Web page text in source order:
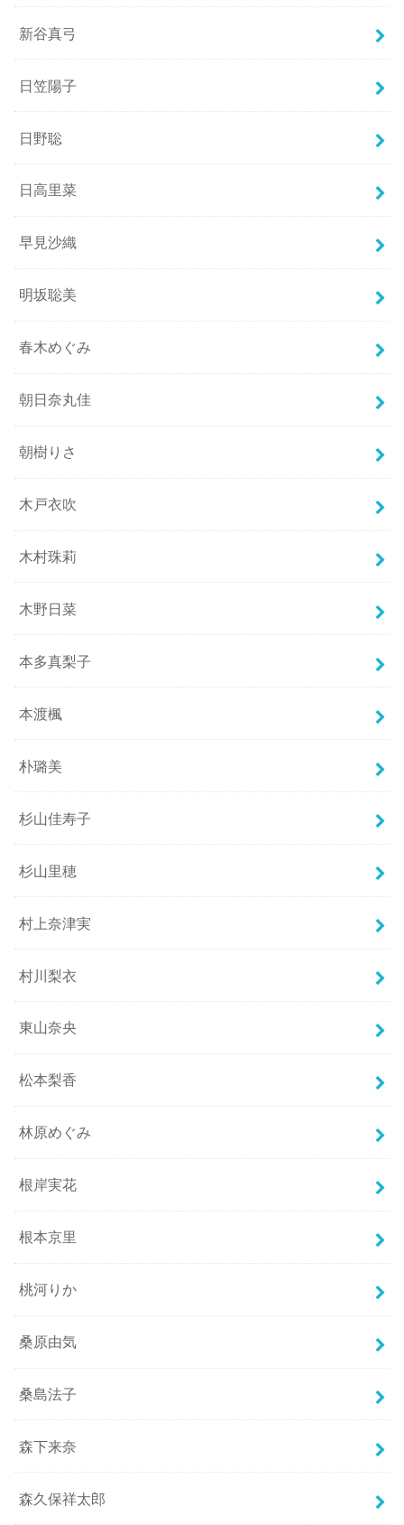
新谷真弓
日笠陽子
日野聡
日高里菜
早見沙織
明坂聡美
春木めぐみ
朝日奈丸佳
朝樹りさ
木戸衣吹
木村珠莉
木野日菜
本多真梨子
本渡楓
朴璐美
杉山佳寿子
杉山里穂
村上奈津実
村川梨衣
東山奈央
松本梨香
林原めぐみ
根岸実花
根本京里
桃河りか
桑原由気
桑島法子
森下来奈
森久保祥太郎